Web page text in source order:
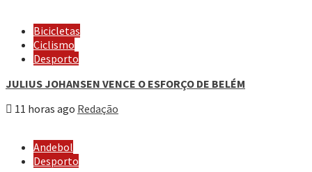
Bicicletas
Ciclismo
Desporto
JULIUS JOHANSEN VENCE O ESFORÇO DE BELÉM
11 horas ago Redação
Andebol
Desporto